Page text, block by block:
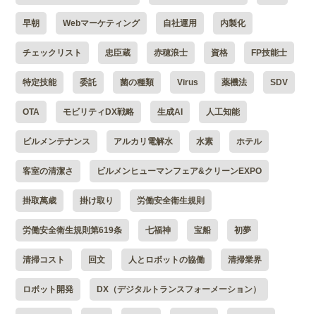
早朝 Webマーケティング 自社運用 内製化
チェックリスト 忠臣蔵 赤穂浪士 資格 FP技能士
特定技能 委託 菌の種類 Virus 薬機法 SDV
OTA モビリティDX戦略 生成AI 人工知能
ビルメンテナンス アルカリ電解水 水素 ホテル
客室の清潔さ ビルメンヒューマンフェア&クリーンEXPO
掛取萬歳 掛け取り 労働安全衛生規則
労働安全衛生規則第619条 七福神 宝船 初夢
清掃コスト 回文 人とロボットの協働 清掃業界
ロボット開発 DX（デジタルトランスフォーメーション）